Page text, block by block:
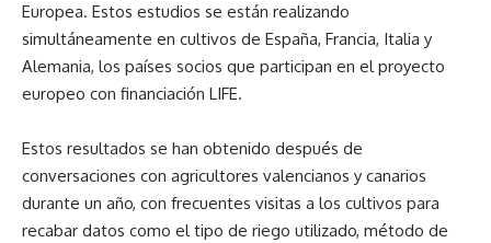
Europea. Estos estudios se están realizando
simultáneamente en cultivos de España, Francia, Italia y
Alemania, los países socios que participan en el proyecto
europeo con financiación LIFE.
Estos resultados se han obtenido después de
conversaciones con agricultores valencianos y canarios
durante un año, con frecuentes visitas a los cultivos para
recabar datos como el tipo de riego utilizado, método de